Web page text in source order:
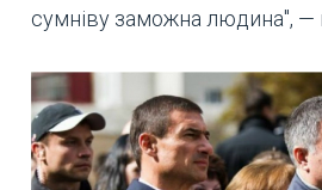
сумніву заможна людина", —